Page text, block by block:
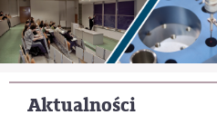
Aktualności